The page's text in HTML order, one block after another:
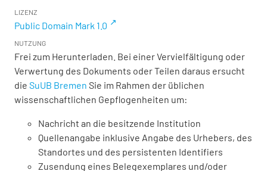
LIZENZ
Public Domain Mark 1.0
NUTZUNG
Frei zum Herunterladen. Bei einer Vervielfältigung oder
Verwertung des Dokuments oder Teilen daraus ersucht
die SuUB Bremen Sie im Rahmen der üblichen
wissenschaftlichen Gepflogenheiten um:
Nachricht an die besitzende Institution
Quellenangabe inklusive Angabe des Urhebers, des
Standortes und des persistenten Identifiers
Zusendung eines Belegexemplares und/oder